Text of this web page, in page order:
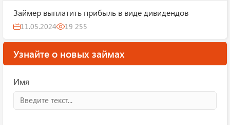
Займер выплатить прибыль в виде дивидендов
11.05.2024 19 255
Узнайте о новых займах
Имя